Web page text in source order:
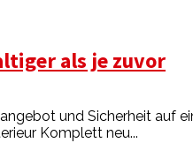
als je zuvor
und Sicherheit auf
Komplett neu...